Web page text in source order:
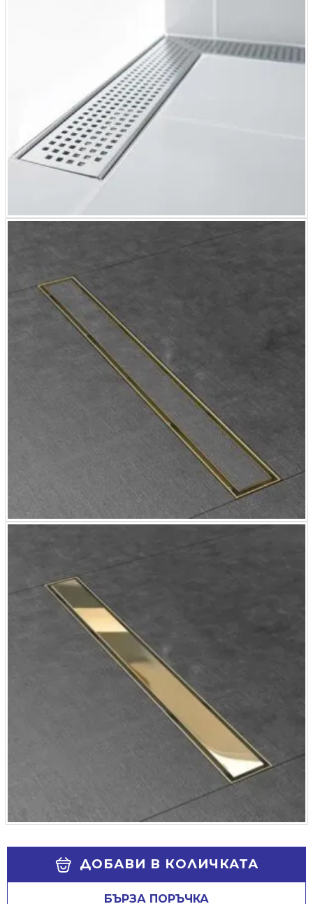
ДОБАВИ В КОЛИЧКАТА
БЪРЗА ПОРЪЧКА